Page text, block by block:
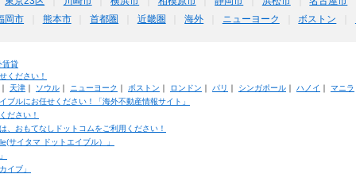
岡市
熊本市 首都圏 近畿圏 海外 ニューヨーク ボストン
賃貸
ください！
天津｜ ソウル｜ ニューヨーク ｜ ボストン ｜ ロンドン ｜ パリ ｜ シンガポール｜ ハノイ ｜ マニラ
ルにお任せください！「海外不動産情報サイト」
ださい！
、おもてなしドットコムをご利用ください！
サイタマ ドットエイブル）」
イブ」